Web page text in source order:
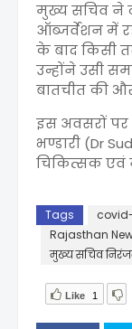
मुख्य सचिव ने
ऑब्जर्वेशन में
के बाद किसी
उन्होंने उसी
बातचीत की
इस अवसरों
भण्डारी (Dr
चिकित्सक एवं
Tags
Rajasthan
मुख्य सचिव
Like 1